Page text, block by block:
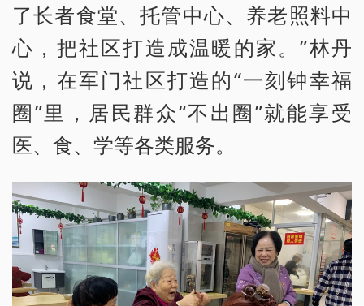
了长者食堂、托管中心、养老照料中
心，把社区打造成温暖的家。”林丹
说，在军门社区打造的“一刻钟幸福
圈”里，居民群众“不出圈”就能享受
医、食、学等各类服务。